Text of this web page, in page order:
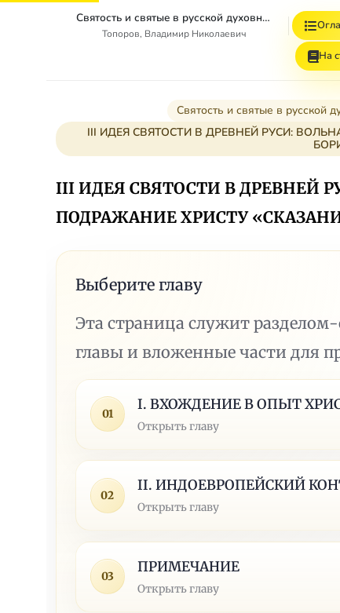
Святость и святые в русской духовной культуре. Том 1.
Топоров, Владимир Николаевич
На
Святость и святые в русской
III ИДЕЯ СВЯТОСТИ В ДРЕВНЕЙ РУСИ:
III ИДЕЯ СВЯТОСТИ В ДРЕВНЕЙ
ПОДРАЖАНИЕ ХРИСТУ
Выберите главу
Эта страница служит
главы и вложенные части для
01
I. ВХОЖДЕНИЕ В ОПЫТ
Открыть главу
02
II. ИНДОЕВРОПЕЙСКИЙ
Открыть главу
03
ПРИМЕЧАНИЕ
Открыть главу